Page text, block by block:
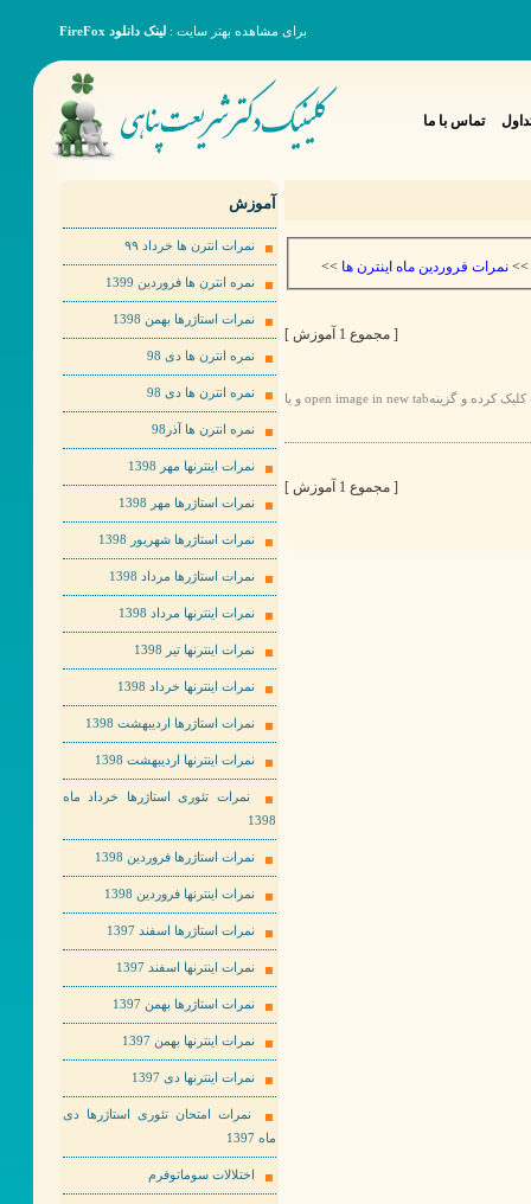
برای مشاهده بهتر سایت : لینک دانلود FireFox
تماس با ما
>> نمرات فروردین ماه اینترن ها >>
[ مجموع 1 آموزش ]
برای مشاهده عکس ها به صورت بهتر لطفا روی عکس مورد نظر راست کلیک کرده و گزینهopen image in new tab و یا
[ مجموع 1 آموزش ]
آموزش
نمرات انترن ها خرداد ٩٩
نمره انترن ها فروردین 1399
نمرات استاژرها بهمن 1398
نمره انترن ها دی 98
نمره انترن ها دی 98
نمره انترن ها آذر98
نمرات اینترنها مهر 1398
نمرات استاژرها مهر 1398
نمرات استاژرها شهریور 1398
نمرات استاژرها مرداد 1398
نمرات اینترنها مرداد 1398
نمرات اینترنها تیر 1398
نمرات اینترنها خرداد 1398
نمرات استاژرها اردیبهشت 1398
نمرات اینترنها اردیبهشت 1398
نمرات تئوری استاژرها خرداد ماه
1398
نمرات استاژرها فروردین 1398
نمرات اینترنها فروردین 1398
نمرات استاژرها اسفند 1397
نمرات اینترنها اسفند 1397
نمرات استاژرها بهمن 1397
نمرات اینترنها بهمن 1397
نمرات اینترنها دی 1397
نمرات امتحان تئوری استاژرها دی
ماه 1397
اختلالات سوماتوفرم